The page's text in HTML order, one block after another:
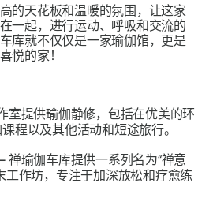
的天花板和温暖的氛围，让这家
一起，进行运动、呼吸和交流的
库就不仅仅是一家瑜伽馆，更是
悦的家！
室提供瑜伽静修，包括在优美的环
程以及其他活动和短途旅行。
禅瑜伽车库提供一系列名为“禅意
工作坊，专注于加深放松和疗愈练